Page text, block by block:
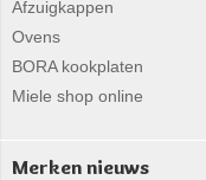
Afzuigkappen
Ovens
BORA kookplaten
Miele shop online
Merken nieuws